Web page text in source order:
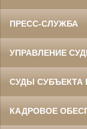
ПРЕСС-СЛУЖБА
УПРАВЛЕНИЕ
СУДЫ СУБЪЕКТА
КАДРОВОЕ